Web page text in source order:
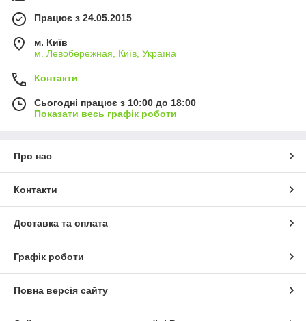
Працює з 24.05.2015
м. Київ
м. Левобережная, Київ, Україна
Контакти
Сьогодні працює з 10:00 до 18:00
Показати весь графік роботи
Про нас
Контакти
Доставка та оплата
Графік роботи
Повна версія сайту